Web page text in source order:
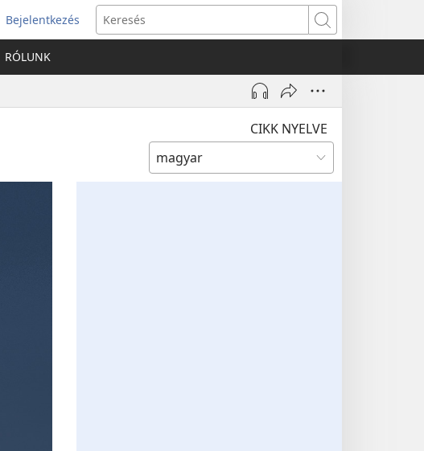
Bejelentkezés
(opens
new
window)
Keresés
RÓLUNK
CIKK NYELVE